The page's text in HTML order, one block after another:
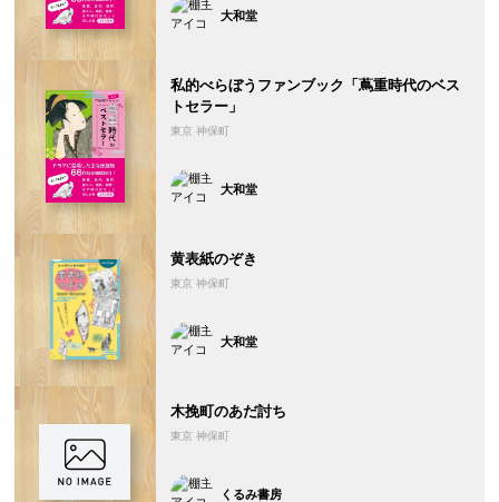
大和堂
私的べらぼうファンブック「蔦重時代のベス
トセラー」
東京 神保町
大和堂
黄表紙のぞき
東京 神保町
大和堂
木挽町のあだ討ち
東京 神保町
くるみ書房